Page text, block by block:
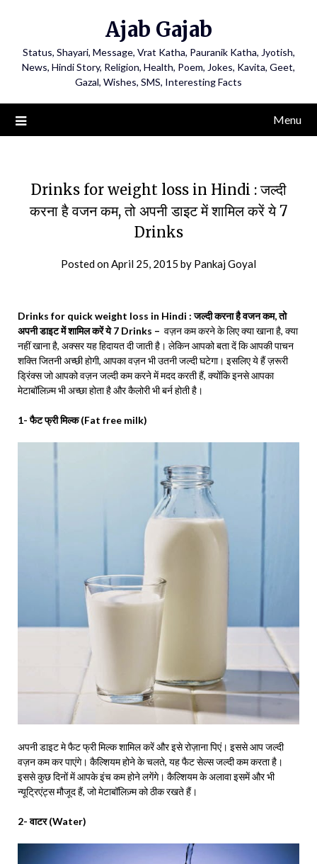
Ajab Gajab
Status, Shayari, Message, Vrat Katha, Pauranik Katha, Jyotish,
News, Hindi Story, Religion, Health, Poem, Jokes, Kavita, Geet,
Gazal, Wishes, SMS, Interesting Facts
Menu
Drinks for weight loss in Hindi : जल्दी
करना है वजन कम, तो अपनी डाइट में शामिल करें ये 7
Drinks
Posted onApril 25, 2015 by Pankaj Goyal
Drinks for quick weight loss in Hindi : जल्दी करना है वजन कम, तो
अपनी डाइट में शामिल करें ये 7 Drinks – वज़न कम करने के लिए क्या खाना है, क्या
नहीं खाना है, अक्सर यह हिदायत दी जाती है। लेकिन आपको बता दें कि आपकी पाचन
शक्ति जितनी अच्छी होगी, आपका वज़न भी उतनी जल्दी घटेगा। इसलिए ये हैं ज़रूरी
ड्रिंक्स जो आपको वज़न जल्दी कम करने में मदद करती हैं, क्योंकि इनसे आपका
मेटाबॉलिज़्म भी अच्छा होता है और कैलोरी भी बर्न होती है।
1- फैट फ्री मिल्क (Fat free milk)
अपनी डाइट मे फैट फ्री मिल्क शामिल करें और इसे रोज़ाना पिएं। इससे आप जल्दी
वज़न कम कर पाएंगे। कैल्शियम होने के चलते, यह फैट सेल्स जल्दी कम करता है।
इससे कुछ दिनों में आपके इंच कम होने लगेंगे। कैल्शियम के अलावा इसमें और भी
न्यूट्रिएंट्स मौजूद हैं, जो मेटाबॉलिज़्म को ठीक रखते हैं।
2- वाटर (Water)